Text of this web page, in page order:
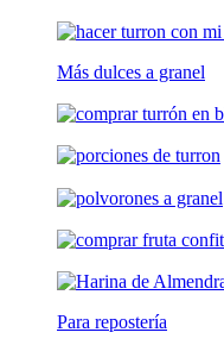
Más dulces a granel
Para repostería